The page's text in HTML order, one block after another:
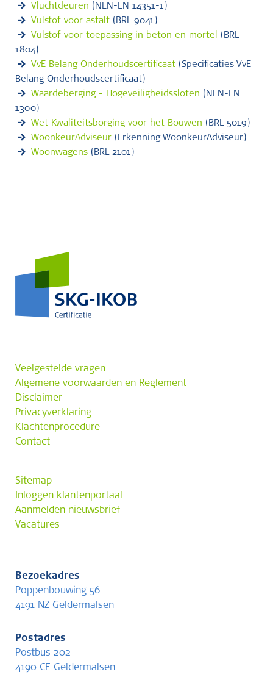
Vluchtdeuren (NEN-EN 14351-1)
Vulstof voor asfalt (BRL 9041)
Vulstof voor toepassing in beton en mortel (BRL
1804)
VvE Belang Onderhoudscertificaat (Specificaties VvE
Belang Onderhoudscertificaat)
Waardeberging - Hogeveiligheidssloten (NEN-EN
1300)
Wet Kwaliteitsborging voor het Bouwen (BRL 5019)
WoonkeurAdviseur (Erkenning WoonkeurAdviseur)
Woonwagens (BRL 2101)
Veelgestelde vragen
Algemene voorwaarden en Reglement
Disclaimer
Privacyverklaring
Klachtenprocedure
Contact
Sitemap
Inloggen klantenportaal
Aanmelden nieuwsbrief
Vacatures
Bezoekadres
Poppenbouwing 56
4191 NZ Geldermalsen
Postadres
Postbus 202
4190 CE Geldermalsen